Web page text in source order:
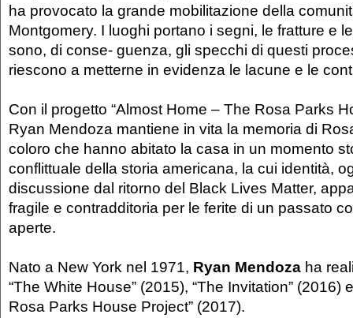
ha provocato la grande mobilitazione della
Montgomery. I luoghi portano i segni, le fratture e
sono, di conse- guenza, gli specchi di questi
riescono a metterne in evidenza le lacune e le
Con il progetto “Almost Home – The Rosa Parks
Ryan Mendoza mantiene in vita la memoria di
coloro che hanno abitato la casa in un momento
conflittuale della storia americana, la cui identità,
discussione dal ritorno del Black Lives Matter,
fragile e contradditoria per le ferite di un passato
aperte.
Nato a New York nel 1971, Ryan Mendoza ha
“The White House” (2015), “The Invitation” (2016)
Rosa Parks House Project” (2017).